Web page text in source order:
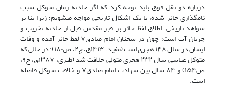
درباره دو نقل فوق باید توجه کرد که اگر حادثه زمان متوکل سبب
نامگذاری حائر شده، با یک اشکال تاریخی مواجه میشویم؛ زیرا بنا بر
شواهد تاریخی، اطلاق لفظ حائر بر قبر مقدس قبل از حادثه تخریب و
جریان آب است؛ چون در سخنان امام صادق۷لفظ حائر آمده و وفات
ایشان در سال ۱۴۸ هجری است (مفید، ۱۴۱۳ق، ج۲ ، ص۱۸۰) ؛ در حالی که
متوکل عباسی سال ۲۳۲ هجری متولی خلافت شد (طبری، ۱۳۸۷ق، ج۹،
ص۱۵۴) و ۸۴ سال بین شهادت امام صادق ۷و خلافت متوکل فاصله
است.